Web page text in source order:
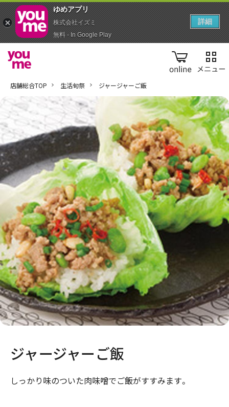
online
店舗総合TOP 生活旬祭 ジャージャーご飯
ジャージャーご飯
しっかり味のついた肉味噌でご飯がすすみます。
ゆめアプ‪リ‬
株式会社イズミ
無料 - In Google Play
詳細